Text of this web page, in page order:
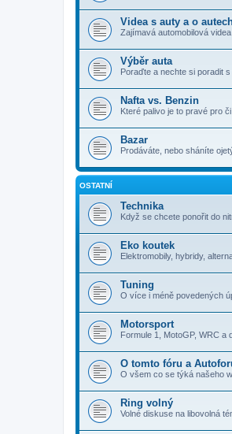
Videa s auty a o
Zajímavá automobilová
Výběr auta
Poraďte a nechte si poradit
Nafta vs. Benzin
Které palivo je to pravé pro
Bazar
Prodáváte, nebo sháníte
OSTATNÍ
Technika
Když se chcete ponořit do
Eko koutek
Elektromobily, hybridy,
Tuning
O více i méně povedených
Motorsport
Formule 1, MotoGP, WRC a
O tomto fóru a
O všem co se týká našeho
Ring volný
Volné diskuse na libovolná